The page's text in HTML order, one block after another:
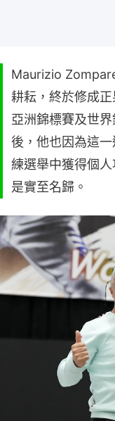
Maurizio
耕耘，終於修成
亞洲錦標賽及世
後，他也因為這
練選舉中獲得個
是實至名歸。